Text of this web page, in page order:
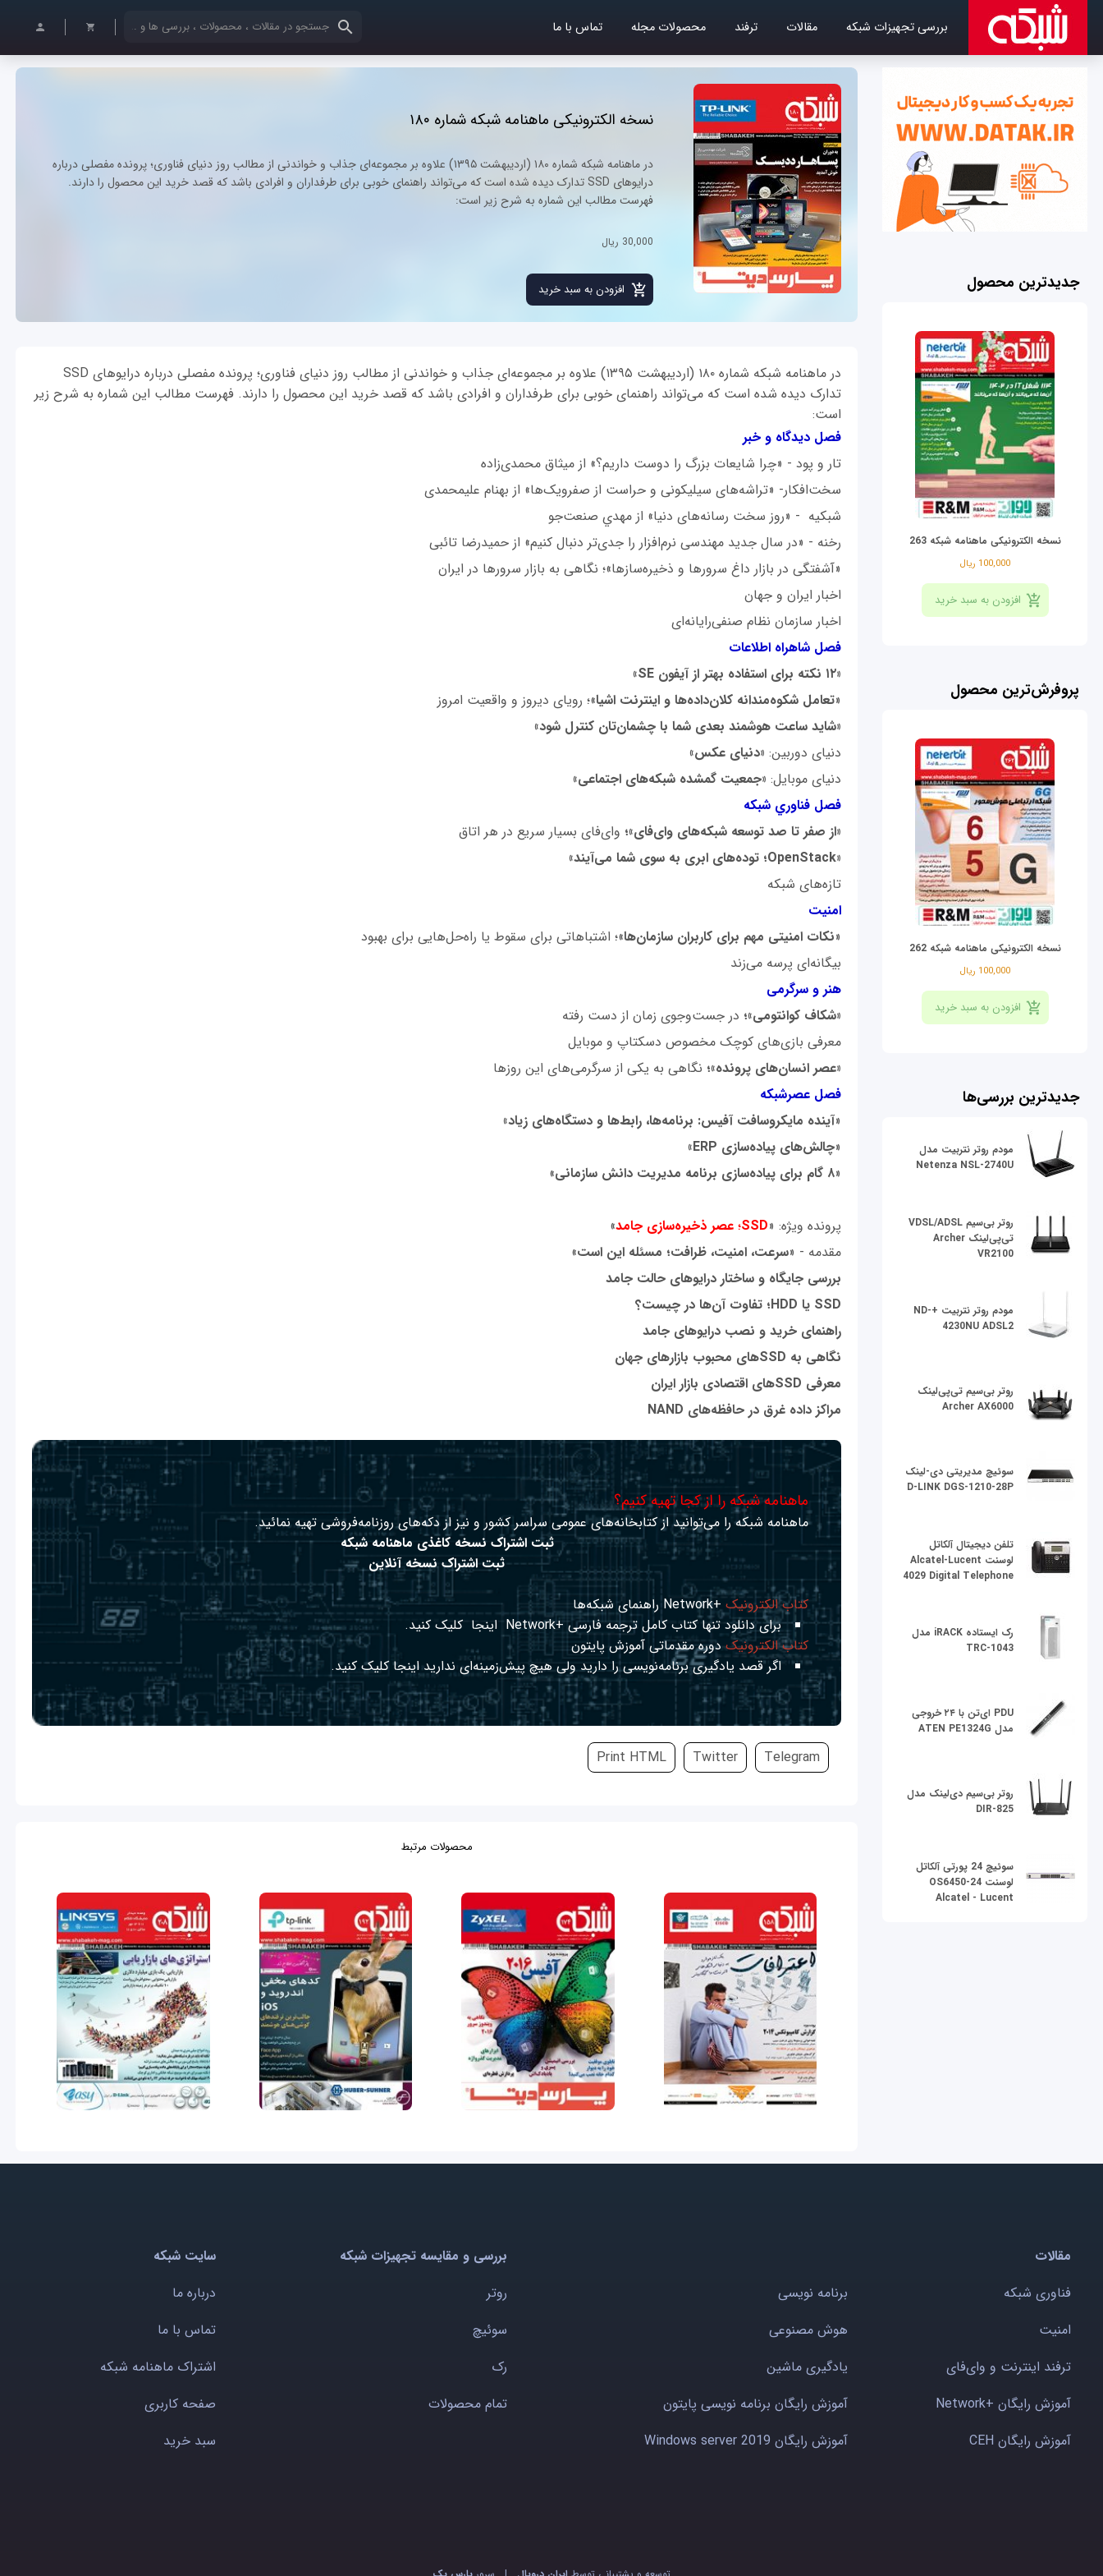
بررسی تجهیزات شبکه مقالات ترفند محصولات مجله تماس با ما کلمات کلیدی خود را وارد کنید
جدیدترین محصول
نسخه الکترونیکی ماهنامه شبکه 263
100,000 ریال
پروفرش‌ترین محصول
نسخه الکترونیکی ماهنامه شبکه 262
100,000 ریال
جدیدترین بررسی‌ها
مودم روتر نتربیت مدل
Netenza NSL-2740U
روتر بی‌سیم VDSL/ADSL
تی‌پی‌لینک Archer
VR2100
مودم روتر نتربیت +ND-
4230NU ADSL2
روتر بی‌سیم تی‌پی‌لینک
Archer AX6000
سوئیچ مدیریتی دی-لینک
D-LINK DGS-1210-28P
تلفن دیجیتال آلکاتل
لوسنت Alcatel-Lucent
4029 Digital Telephone
رک ایستاده iRACK مدل
TRC-1043
PDU ای‌تن با ۲۴ خروجی
مدل ATEN PE1324G
روتر بی‌سیم دی‌لینک مدل
DIR-825
سوئیچ 24 پورتی آلکاتل
لوسنت OS6450-24
Alcatel - Lucent
نسخه الکترونیکی ماهنامه شبکه شماره ۱۸۰
در ماهنامه شبکه شماره ۱۸۰ (اردیبهشت ۱۳۹۵) علاوه بر مجموعه‌ای جذاب و خواندنی از مطالب روز دنیای فناوری؛ پرونده مفصلی درباره
درایوهای SSD تدارک دیده شده است که می‌تواند راهنمای خوبی برای طرفداران و افرادی باشد که قصد خرید این محصول را دارند.
فهرست مطالب این شماره به شرح زیر است:
30,000 ریال
در ماهنامه شبکه شماره ۱۸۰ (اردیبهشت ۱۳۹۵) علاوه بر مجموعه‌ای جذاب و خواندنی از مطالب روز دنیای فناوری؛ پرونده مفصلی درباره درایوهای SSD
تدارک دیده شده است که می‌تواند راهنمای خوبی برای طرفداران و افرادی باشد که قصد خرید این محصول را دارند. فهرست مطالب این شماره به شرح زیر
است:
فصل ديدگاه و خبر
تار و پود - «چرا شایعات بزرگ را دوست داریم؟» از میثاق محمدی‌زاده
سخت‌افکار- «تراشه‌های سیلیکونی و حراست از صفرویک‌ها» از بهنام علیمحمدی
شبكيه - «روز سخت رسانه‌های دنیا» از مهدي صنعت‌جو
رخنه - «در سال جدید مهندسی نرم‌افزار را جدی‌تر دنبال کنیم» از حمیدرضا تائبی
«آشفتگی در بازار داغ سرورها و ذخیره‌سازها»؛ نگاهی به بازار سرورها در ایران
اخبار ایران و جهان
اخبار سازمان نظام صنفی‌رایانه‌ای
فصل شاهراه اطلاعات
«۱۲ نکته برای استفاده بهتر از آیفون
SE
»
«تعامل شکوه‌مندانه کلان‌داده‌ها و اینترنت اشیا»؛ رویای دیروز و واقعیت امروز
«شاید ساعت هوشمند بعدی شما با چشمان‌تان کنترل شود»
دنیای دوربین: «دنیای عکس»
دنیای موبایل: «جمعیت گمشده شبکه‌های اجتماعی»
فصل فناوري شبکه
«از صفر تا صد توسعه شبکه‌های وای‌فای»؛ وای‌فای بسیار سریع در هر اتاق
«
OpenStack؛ توده‌های ابری به سوی شما می‌آیند»
تازه‌های شبکه
امنیت
«نکات امنیتی مهم برای کاربران سازمان‌ها»؛ اشتباهاتی برای سقوط یا راه‌حل‌هایی برای بهبود
بیگانه‌ای پرسه می‌زند
هنر و سرگرمی
«شکاف کوانتومی»؛ در جست‌وجوی زمان از دست رفته
معرفی بازی‌های کوچک مخصوص دسکتاپ و موبایل
«عصر انسان‌های پرونده»؛ نگاهی به یکی از سرگرمی‌های این روزها
فصل عصرشبکه
«آینده مایکروسافت آفیس: برنامه‌ها، رابط‌ها و دستگاه‌های زیاد»
«چالش‌های پیاده‌سازی ERP
»
«۸ گام برای پیاده‌سازی برنامه مدیریت دانش سازمانی »
پرونده ويژه: «SSD؛ عصر ذخیره‌سازی جامد»
مقدمه - «سرعت، امنیت، ظرافت؛ مسئله این است»
بررسی جایگاه و ساختار درایوهای حالت جامد
SSD یا HDD؛ تفاوت آن‌ها در چیست؟
راهنمای خرید و نصب درایوهای جامد
نگاهی به SSDهای محبوب بازارهای جهان
معرفی SSDهای اقتصادی بازار ایران
مراکز داده غرق در حافظه‌های NAND
ماهنامه شبکه را از کجا تهیه کنیم؟
ماهنامه شبکه را می‌توانید از کتابخانه‌های عمومی سراسر کشور و نیز از دکه‌های روزنامه‌فروشی تهیه نمائید.
ثبت اشتراک نسخه کاغذی ماهنامه شبکه
ثبت اشتراک نسخه آنلاین
کتاب الکترونیک+Network راهنمای شبکه‌ها
برای دانلود تنها کتاب کامل ترجمه فارسی +Network
اینجا کلیک کنید.
کتاب الکترونیکدوره مقدماتی آموزش پایتون
اگر قصد یادگیری برنامه‌نویسی را دارید ولی هیچ پیش‌زمینه‌ای نداریداینجا کلیک کنید.
Telegram
Twitter
Print HTML
محصولات مرتبط
مقالات
فناوری شبکه
برنامه نویسی
امنیت
هوش مصنوعی
ترفند اینترنت و وای‌فای
یادگیری ماشین
آموزش رایگان +Network
آموزش رایگان برنامه نویسی پایتون
آموزش رایگان CEH
آموزش رایگان Windows server 2019
بررسی و مقایسه تجهیزات شبکه
روتر
سوئیچ
رک
تمام محصولات
سایت شبکه
درباره ما
تماس با ما
اشتراک ماهنامه شبکه
صفحه کاربری
سبد خرید